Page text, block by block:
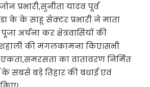
प्रभारी,सुनीता यादव पूर्व
के के साहू सेक्टर प्रभारी ने माता
अर्चना कर क्षेत्रवासियों की
की मंगलकामना किए।सभी
का वातावरण निर्मित
के सबसे बड़े तिहार की बधाई एवं